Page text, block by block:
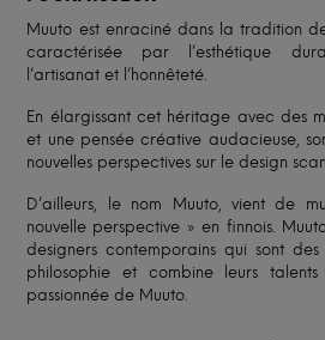
Muuto est enraciné dans la tradition
caractérisée par l’esthétique
l’artisanat et l’honnêteté.
En élargissant cet héritage avec des
et une pensée créative audacieuse,
nouvelles perspectives sur le design
D’ailleurs, le nom Muuto, vient de
nouvelle perspective » en finnois.
designers contemporains qui sont
philosophie et combine leurs
passionnée de Muuto.